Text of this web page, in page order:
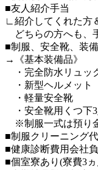
■友人紹介手当
∟紹介してくれた方
どちらの方へも、
■制服、安全靴、装
→《基本装備品》
・完全防水リュッ
・新型ヘルメット
・軽量安全靴
・安全靴用くつ下3
※制服一式は預り
■制服クリーニング
■健康診断費用会社
■個室寮あり(寮費3